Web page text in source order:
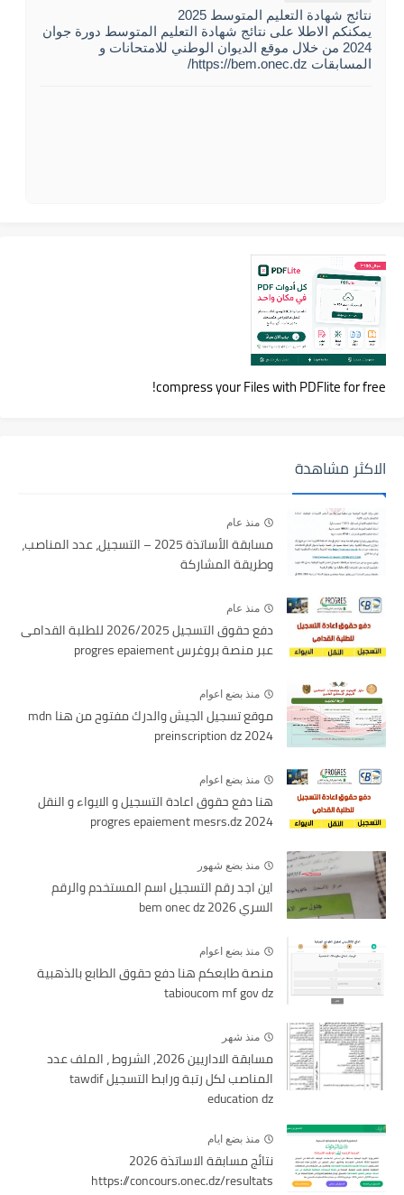
نتائج شهادة التعليم المتوسط 2025
يمكنكم الاطلا على نتائج شهادة التعليم المتوسط دورة جوان
2024 من خلال موقع الديوان الوطني للامتحانات و
المسابقات https://bem.onec.dz/
compress your Files with PDFlite for free!
الاكثر مشاهدة
منذ عام
مسابقة الأساتذة 2025 – التسجيل، عدد المناصب،
وطريقة المشاركة
منذ عام
دفع حقوق التسجيل 2026/2025 للطلبة القدامى
عبر منصة بروغرس progres epaiement
منذ بضع اعوام
موقع تسجيل الجيش والدرك مفتوح من هنا mdn
preinscription dz 2024
منذ بضع اعوام
هنا دفع حقوق اعادة التسجيل و الايواء و النقل
2024 progres epaiement mesrs.dz
منذ بضع شهور
اين اجد رقم التسجيل اسم المستخدم والرقم
السري bem onec dz 2026
منذ بضع اعوام
منصة طابعكم هنا دفع حقوق الطابع بالذهبية
tabioucom mf gov dz
منذ شهر
مسابقة الاداريين 2026, الشروط ، الملف عدد
المناصب لكل رتبة ورابط التسجيل tawdif
education dz
منذ بضع ايام
نتائج مسابقة الاساتذة 2026
https://concours.onec.dz/resultats